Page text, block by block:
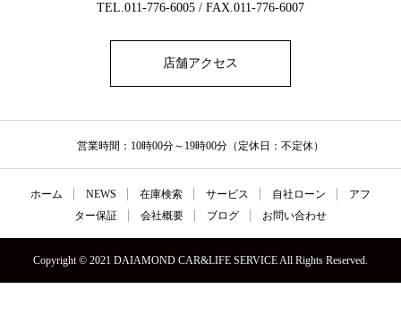
TEL.011-776-6005 / FAX.011-776-6007
店舗アクセス
営業時間：10時00分～19時00分（定休日：不定休）
ホーム NEWS 在庫検索 サービス 自社ローン
アフ
ター保証
会社概要 ブログ お問い合わせ
Copyright © 2021 DAIAMOND CAR&LIFE SERVICE All Rights Reserved.